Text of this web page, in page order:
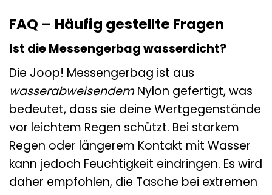
FAQ – Häufig gestellte Fragen
Ist die Messengerbag wasserdicht?
Die Joop! Messengerbag ist aus
wasserabweisendem Nylon gefertigt, was
bedeutet, dass sie deine Wertgegenstände
vor leichtem Regen schützt. Bei starkem
Regen oder längerem Kontakt mit Wasser
kann jedoch Feuchtigkeit eindringen. Es wird
daher empfohlen, die Tasche bei extremen